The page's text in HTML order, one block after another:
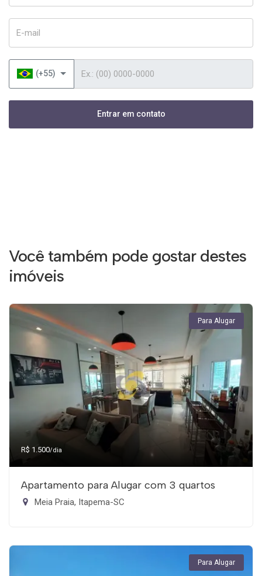
(+55)
Entrar em contato
Você também pode gostar destes
imóveis
Para Alugar
R$ 1.500/dia
Apartamento para Alugar com 3 quartos
Meia Praia, Itapema-SC
Para Alugar